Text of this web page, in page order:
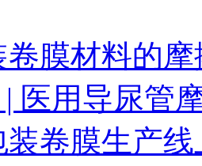
膜材料的
| 医用导尿管
卷膜生产